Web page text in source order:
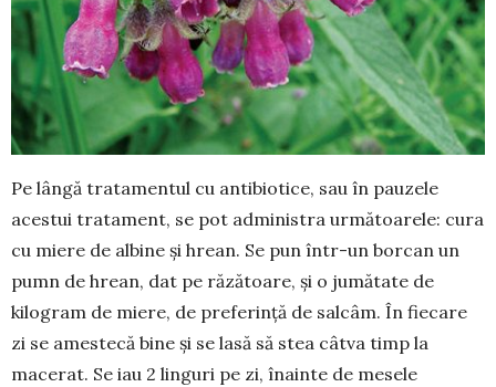
Pe lângă tratamentul cu antibiotice, sau în pau­zele
acestui tratament, se pot ad­ministra următoa­rele: cura
cu miere de albine și hrean. Se pun într-un borcan un
pumn de hrean, dat pe răzătoare, și o jumătate de
kilogram de miere, de preferință de salcâm. În fiecare
zi se amestecă bine și se lasă să stea câtva timp la
macerat. Se iau 2 linguri pe zi, înainte de mesele